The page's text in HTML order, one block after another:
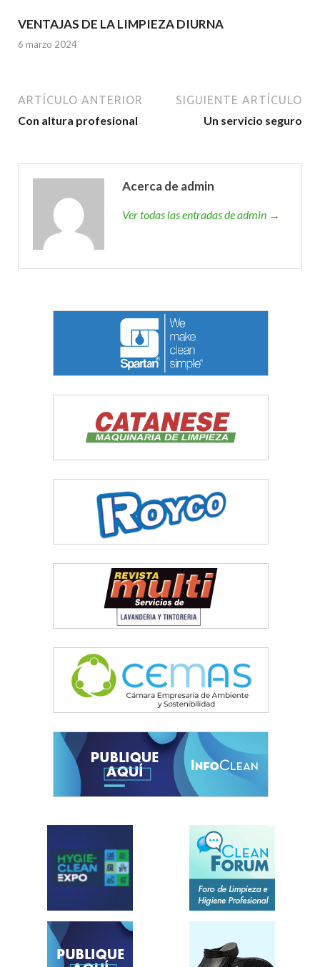
VENTAJAS DE LA LIMPIEZA DIURNA
6 marzo 2024
ARTÍCULO ANTERIOR
Con altura profesional
SIGUIENTE ARTÍCULO
Un servicio seguro
Acerca de admin
Ver todas las entradas de admin →